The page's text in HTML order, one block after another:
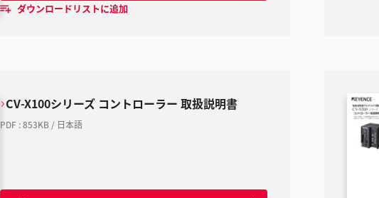
ダウンロードリストに追加
CV-X100シリーズ コントローラー 取扱説明書
PDF :853KB / 日本語